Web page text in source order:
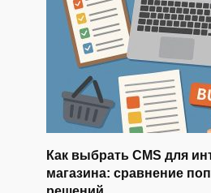
Как выбрать CMS для
магазина: сравнение